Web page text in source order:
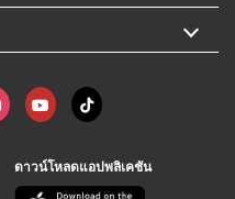
ดาวน์โหลดแอปพลิเคชัน